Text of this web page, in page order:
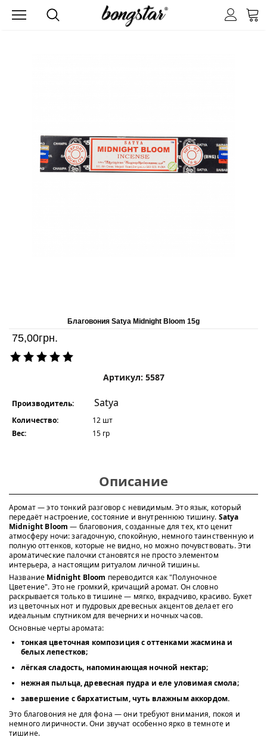
Благовония Satya Midnight Bloom 15g
75,00грн.
Артикул: 5587
Производитель: Satya
Количество:
12 шт
Вес:
15 гр
Описание
Аромат — это тонкий разговор с невидимым. Это язык, который
передаёт настроение, состояние и внутреннюю тишину. Satya
Midnight Bloom — благовония, созданные для тех, кто ценит
атмосферу ночи: загадочную, спокойную, немного таинственную и
полную оттенков, которые не видно, но можно почувствовать. Эти
ароматические палочки становятся не просто элементом
интерьера, а настоящим ритуалом личной тишины.
Название Midnight Bloom переводится как "Полуночное
Цветение". Это не громкий, кричащий аромат. Он словно
раскрывается только в тишине — мягко, вкрадчиво, красиво. Букет
из цветочных нот и пудровых древесных акцентов делает его
идеальным спутником для вечерних и ночных часов.
Основные черты аромата:
тонкая цветочная композиция с оттенками жасмина и
белых лепестков;
лёгкая сладость, напоминающая ночной нектар;
нежная пыльца, древесная пудра и еле уловимая смола;
завершение с бархатистым, чуть влажным аккордом.
Это благовония не для фона — они требуют внимания, покоя и
немного лиричности. Они звучат особенно ярко в темноте и
тишине.